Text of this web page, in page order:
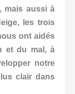
mais aussi à
les trois
ont aidés
et du mal, à
notre
clair dans